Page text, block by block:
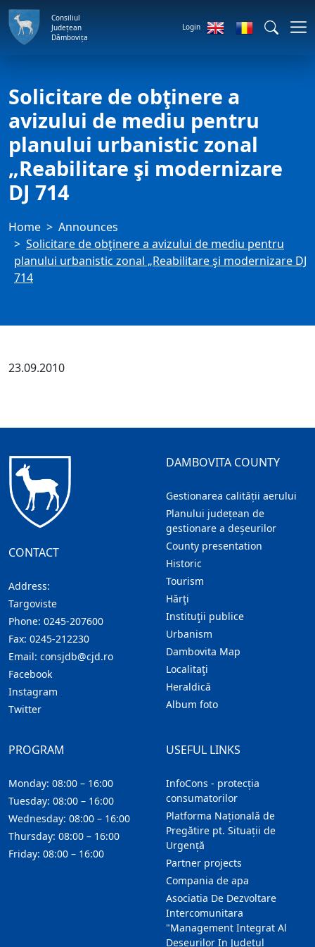
Consiliul
Județean
Dâmbovița
Login
Solicitare de obţinere a
avizului de mediu pentru
planului urbanistic zonal
„Reabilitare şi modernizare
DJ 714
Home
Announces
Solicitare de obţinere a avizului de mediu pentru
planului urbanistic zonal „Reabilitare şi modernizare DJ
714
23.09.2010
CONTACT
Address:
Targoviste
Phone: 0245-207600
Fax: 0245-212230
Email: consjdb@cjd.ro
Facebook
Instagram
Twitter
DAMBOVITA COUNTY
Gestionarea calității aerului
Planului județean de
gestionare a deșeurilor
County presentation
Historic
Tourism
Hărţi
Instituţii publice
Urbanism
Dambovita Map
Localitaţi
Heraldică
Album foto
USEFUL LINKS
InfoCons - protecția
consumatorilor
Platforma Națională de
Pregătire pt. Situații de
Urgență
Partner projects
Compania de apa
Asociatia De Dezvoltare
Intercomunitara
"Management Integrat Al
Deseurilor In Judetul
PROGRAM
Monday: 08:00 – 16:00
Tuesday: 08:00 – 16:00
Wednesday: 08:00 – 16:00
Thursday: 08:00 – 16:00
Friday: 08:00 – 16:00